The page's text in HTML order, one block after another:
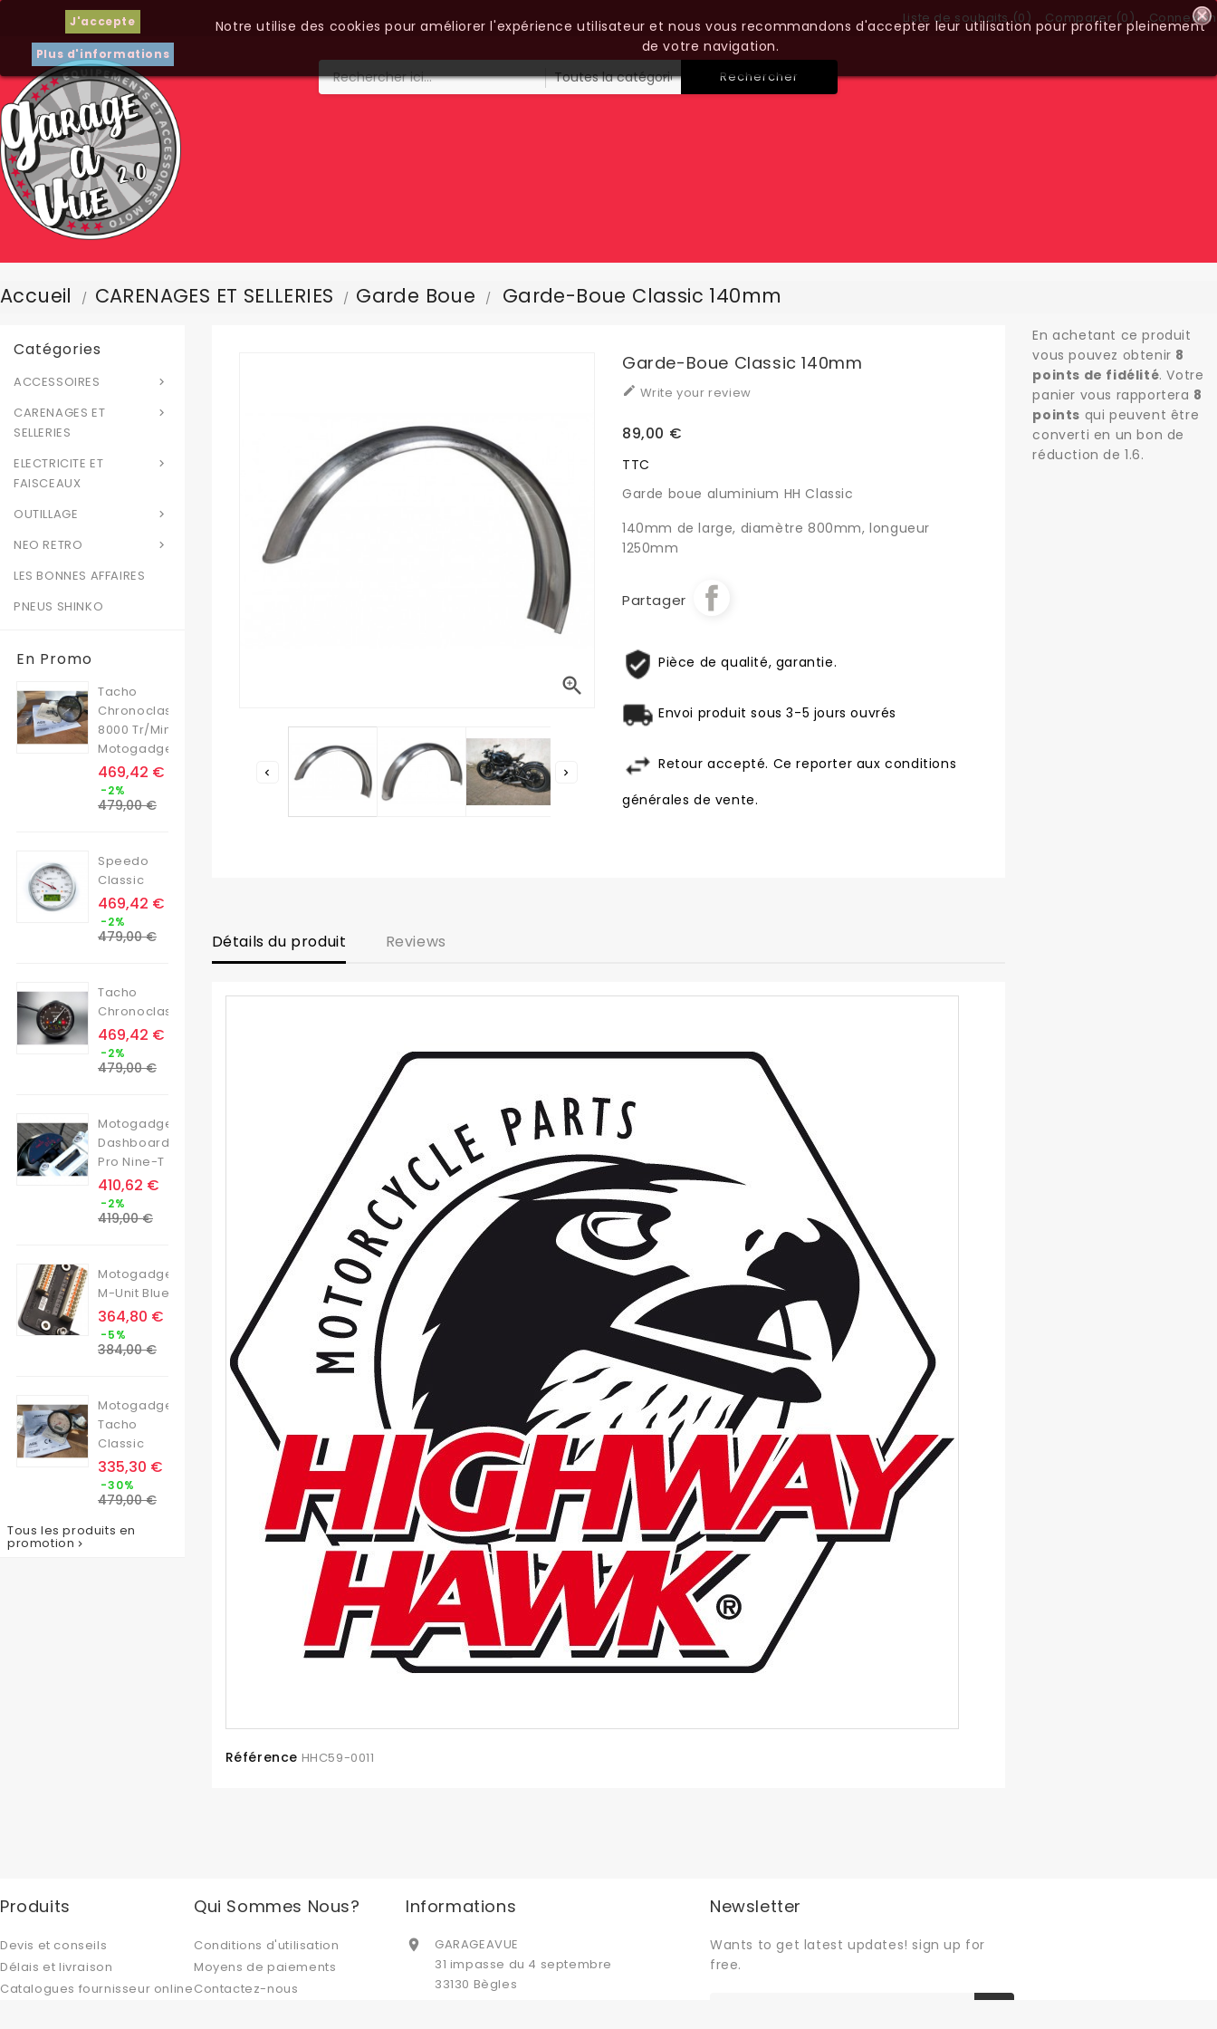
Connexion
Comparer (0)
Liste de souhaits (0)
Rechercher
J'accepte
Plus d'informations
Notre utilise des cookies pour améliorer l'expérience utilisateur et nous vous recommandons d'accepter leur utilisation pour profiter pleinement
de votre navigation.
Accueil CARENAGES ET SELLERIES Garde Boue Garde-Boue Classic 140mm
Catégories

ACCESSOIRES

CARENAGES ET
SELLERIES

ELECTRICITE ET
FAISCEAUX

OUTILLAGE

NEO RETRO
LES BONNES AFFAIRES
PNEUS SHINKO
En Promo
Tacho
Chronoclassic
8000 Tr/min
Motogadget
Prix
469,42 €
-2%
de
479,00 €
Speedo
Classic
Prix
469,42 €
-2%
de
479,00 €
Tacho
Chronoclassic
Prix
469,42 €
-2%
de
479,00 €
Motogadget
Dashboard
Pro Nine-T
Prix
410,62 €
-2%
de
419,00 €
Motogadget
M-Unit Blue
Prix
364,80 €
-5%
de
384,00 €
Motogadget
Tacho
Classic
Prix
335,30 €
-30%
de
479,00 €
Tous les produits en
promotion 

 
Garde-Boue Classic 140mm
 Write your review
89,00 €
TTC
Garde boue aluminium HH Classic
140mm de large, diamètre 800mm, longueur
1250mm
Partager
Pièce de qualité, garantie.
Envoi produit sous 3-5 jours ouvrés
Retour accepté. Ce reporter aux conditions
générales de vente.
Détails du produit Reviews
Référence HHC59-0011
En achetant ce produit
vous pouvez obtenir 8
points de fidélité. Votre
panier vous rapportera 8
points qui peuvent être
converti en un bon de
réduction de1.6.
Produits
Devis et conseils
Délais et livraison
Catalogues fournisseur online
Qui Sommes Nous?
Conditions d'utilisation
Moyens de paiements
Contactez-nous
Informations

GARAGEAVUE
31 impasse du 4 septembre
33130 Bègles
Newsletter
Wants to get latest updates! sign up for
free.